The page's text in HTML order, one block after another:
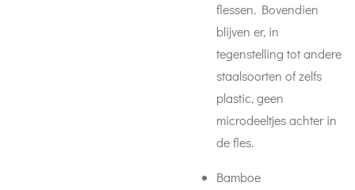
flessen. Bovendien
blijven er, in
tegenstelling tot andere
staalsoorten of zelfs
plastic, geen
microdeeltjes achter in
de fles.
Bamboe